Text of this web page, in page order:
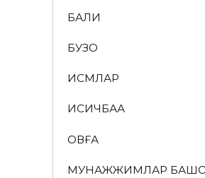
БАЛИҚ
БУЗОҚ
ИСМЛАР
ҚИСҚИЧБАҚА
ҚОВҒА
МУНАЖЖИМЛАР